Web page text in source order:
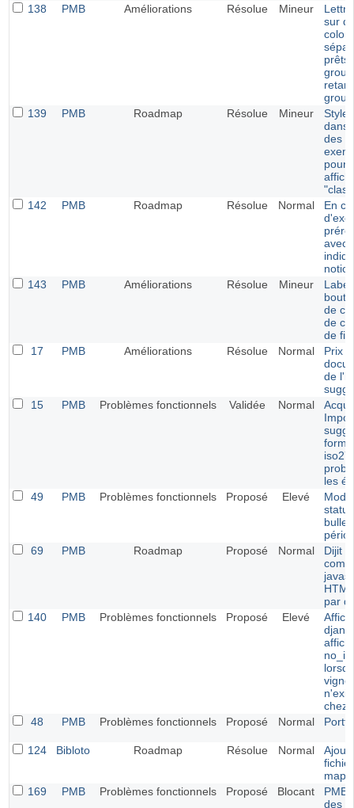
138
PMB Améliorations Résolue Mineur
sur
prêts
139
PMB Roadmap Résolue Mineur
Style
dans
des
pour
142
PMB Roadmap Résolue Normal
En
avec
notice
143
PMB Améliorations Résolue Mineur
de
de
de
17
PMB Améliorations Résolue Normal
Prix
de
15
PMB Problèmes fonctionnels Validée Normal
les
49
PMB Problèmes fonctionnels Proposé Elevé
69
PMB Roadmap Proposé Normal
Dijit
par
140
PMB Problèmes fonctionnels Proposé Elevé
chez
48
PMB Problèmes fonctionnels Proposé Normal
124 Bibloto Roadmap Résolue Normal
Ajout
169
PMB Problèmes fonctionnels Proposé Blocant
PMB
des